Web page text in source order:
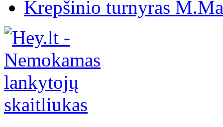
Krepšinio turnyras